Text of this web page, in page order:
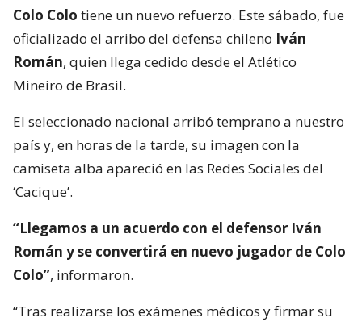
Colo Colo tiene un nuevo refuerzo. Este sábado, fue
oficializado el arribo del defensa chileno Iván
Román, quien llega cedido desde el Atlético
Mineiro de Brasil.
El seleccionado nacional arribó temprano a nuestro
país y, en horas de la tarde, su imagen con la
camiseta alba apareció en las Redes Sociales del
‘Cacique’.
“Llegamos a un acuerdo con el defensor Iván
Román y se convertirá en nuevo jugador de Colo
Colo”, informaron.
“Tras realizarse los exámenes médicos y firmar su